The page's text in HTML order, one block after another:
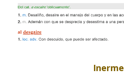
Inerme